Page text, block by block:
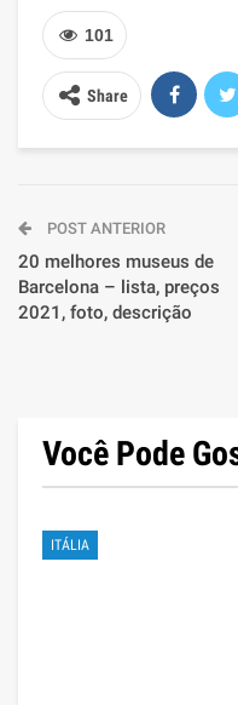
101
Share
POST ANTERIOR
20 melhores museus de
Barcelona – lista, preços
2021, foto, descrição
Você Pode
ITÁLIA